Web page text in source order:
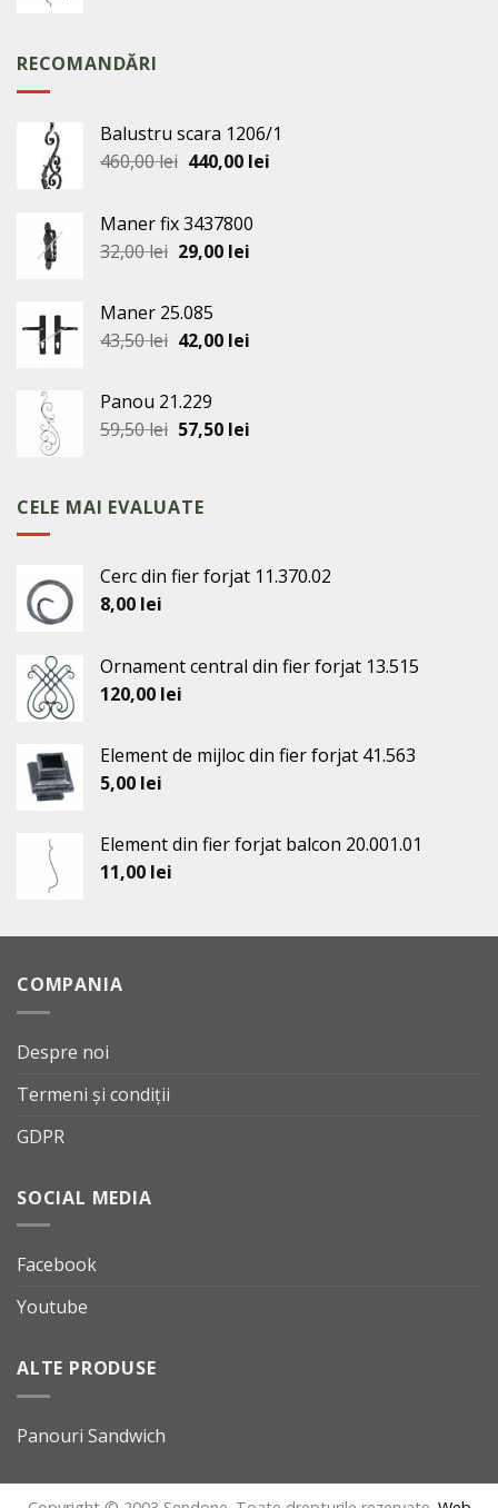
RECOMANDĂRI
Balustru scara 1206/1
460,00lei Prețul
fost:
460,00 lei.
440,00 leiPrețul
Maner fix 3437800
32,00lei Prețul
fost:
32,00 lei.
29,00 leiPrețul
Maner 25.085
43,50lei Prețul
fost:
43,50 lei.
42,00 leiPrețul
Panou 21.229
59,50lei Prețul
fost:
59,50 lei.
57,50 leiPrețul
CELE MAI EVALUATE
Cerc din fier forjat 11.370.02
8,00 lei
Ornament central din fier forjat 13.515
120,00 lei
Element de mijloc din fier forjat 41.563
5,00 lei
Element din fier forjat balcon 20.001.01
11,00 lei
COMPANIA
Despre noi
Termeni și condiții
GDPR
SOCIAL MEDIA
Facebook
Youtube
ALTE PRODUSE
Panouri Sandwich